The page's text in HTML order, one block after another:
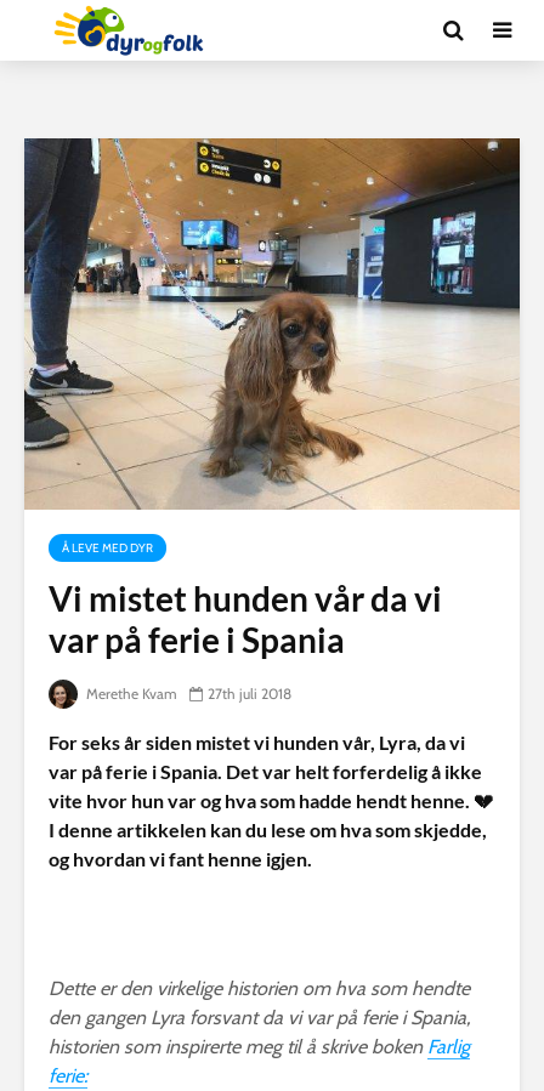
Å LEVE MED DYR
Vi mistet hunden vår da vi
var på ferie i Spania
Merethe Kvam 27th juli 2018
For seks år siden mistet vi hunden vår, Lyra, da vi
var på ferie i Spania. Det var helt forferdelig å ikke
vite hvor hun var og hva som hadde hendt henne. 💔
I denne artikkelen kan du lese om hva som skjedde,
og hvordan vi fant henne igjen.
Dette er den virkelige historien om hva som hendte
den gangen Lyra forsvant da vi var på ferie i Spania,
historien som inspirerte meg til å skrive boken Farlig
ferie: